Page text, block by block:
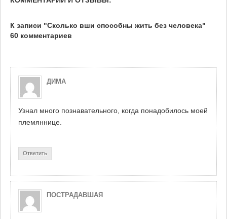
К записи "Сколько вши способны жить без человека"
60 комментариев
ДИМА
Узнал много познавательного, когда понадобилось моей
племяннице.
Ответить
ПОСТРАДАВШАЯ